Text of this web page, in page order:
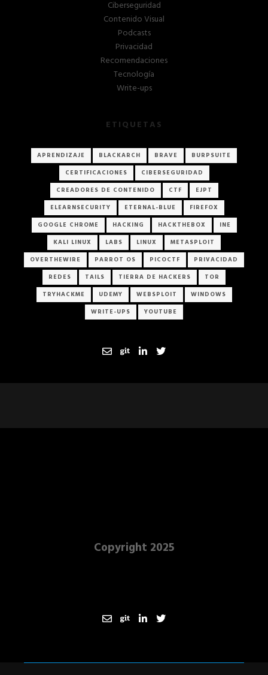
Ciberseguridad
Contenido Visual
Podcasts
Privacidad
Recomendaciones
Tecnología
Write-ups
ETIQUETAS
APRENDIZAJE BLACKARCH BRAVE
BURPSUITE
CERTIFICACIONES
CIBERSEGURIDAD
CREADORES DE CONTENIDO
CTF
EJPT
ELEARNSECURITY
ETERNAL-BLUE
FIREFOX
GOOGLE CHROME
HACKING HACKTHEBOX
INE
KALI LINUX
LABS LINUX
METASPLOIT
OVERTHEWIRE
PARROT OS PICOCTF
PRIVACIDAD
REDES
TAILS TIERRA DE HACKERS
TOR
TRYHACKME
UDEMY WEBSPLOIT
WINDOWS
WRITE-UPS
YOUTUBE
Copyright 2025